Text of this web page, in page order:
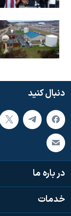
دنبال کنید
در باره ما
خدمات